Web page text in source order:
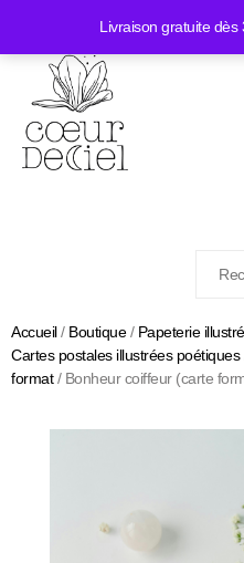
Livraison gratuite dès
Accueil/ Boutique/ Papeterie
Cartes postales illustrées poétiques
format/ Bonheur coiffeur (carte